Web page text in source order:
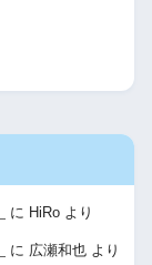
に HiRo より
に 広瀬和也 より